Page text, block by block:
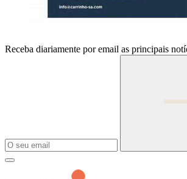
Receba diariamente por email as principais